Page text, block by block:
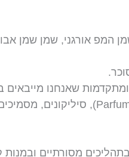
המפ אורגני, שמן שמן
שאנחנו מייבאים
מסורתיים ובמנות